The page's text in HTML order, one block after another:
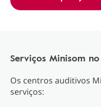
Serviços Minisom
Os centros auditivos
serviços: